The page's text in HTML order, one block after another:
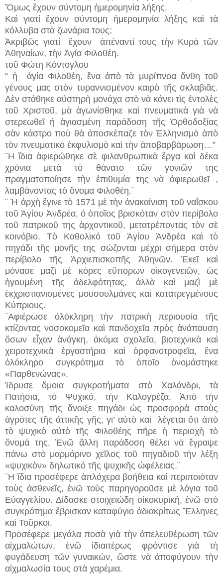
Ὅμως ἔχουν σύντομη ἡμερομηνία λήξης.
Καὶ γιατί ἔχουν σύντομη ἡμερομηνία λήξης καὶ τὰ
κόλλυβα στὰ ζωνάρια τους;
Ἀκριβῶς γιατί ἔχουν ἀπέναντί τους τὴν Κυρὰ τῶν
Ἀθηναίων, τὴν Ἁγία Φιλοθέη.
τοῦ Φώτη Κόντογλου
“ ἡ ἁγία Φιλοθέη, ἕνα ἀπὸ τὰ μυρίπνοα ἄνθη τοῦ
γένους μας στὸν τυραννισμένον καιρὸ τῆς σκλαβιᾶς.
Δὲν στάθηκε αὐστηρὴ μονάχα στὸ νὰ κάνει τὶς ἐντολὲς
τοῦ Χριστοῦ, μὰ ἀγωνίσθηκε καὶ πνευματικὰ γιὰ νὰ
στερεωθεῖ ἡ ἁγιασμένη παράδοση τῆς Ὀρθοδοξίας
σὰν κάστρο ποὺ θὰ ἀποσκέπαζε τὸν Ἑλληνισμὸ ἀπὸ
τὸν πνευματικὸ ἐκφυλισμὸ καὶ τὴν ἀποβαρβάρωση…”
¨Η ἴδια ἀφιερώθηκε σὲ φιλανθρωπικὰ ἔργα καὶ δέκα
χρόνια μετὰ τὸ θάνατο τῶν γονιῶν της
πραγματοποίησε τὴν ἐπιθυμία της νὰ ἀφιερωθεῖ ,
λαμβάνοντας τὸ ὄνομα Φιλοθέη.¨
¨ Ἡ ἀρχὴ ἔγινε τὸ 1571 μὲ τὴν ἀνακαίνιση τοῦ ναΐσκου
τοῦ Ἁγίου Ἀνδρέα, ὁ ὁποῖος βρισκόταν στὸν περίβολο
τοῦ πατρικοῦ της ἀρχοντικοῦ, μετατρέποντας τὸν σὲ
κοινόβιο. Τὸ Καθολικό τοῦ Ἁγίου Ἀνδρέα καὶ τὸ
πηγάδι τῆς μονῆς της σώζονται μέχρι σήμερα στὸν
περίβολο τῆς Ἀρχιεπισκοπῆς Ἀθηνῶν. Ἐκεῖ καὶ
μόνασε μαζὶ μὲ κόρες εὔπορων οἰκογενειῶν, ὡς
ἡγουμένη τῆς ἀδελφότητας, ἀλλὰ καὶ μαζὶ μὲ
ἐκχριστιανισμένες μουσουλμάνες καὶ κατατρεγμένους
Κύπριους.
¨Αφιέρωσε ὁλόκληρη τὴν πατρικὴ περιουσία τῆς
κτίζοντας νοσοκομεῖα καὶ πανδοχεῖα πρὸς ἀνάπαυση
ὅσων εἶχαν ἀνάγκη, ἀκόμα σχολεῖα, βιοτεχνικὰ καὶ
χειροτεχνικὰ ἐργαστήρια καὶ ὀρφανοτροφεῖα, ἕνα
ὁλόκληρο συγκρότημα τὸ ὁποῖο ὀνομάστηκε
«Παρθενώνας».
Ίδρυσε ὅμοια συγκροτήματα στὸ Χαλάνδρι, τὰ
Πατήσια, τὸ Ψυχικό, τὴν Καλογρέζα. Ἀπὸ τὴν
καλοσύνη τῆς ἄνοιξε πηγάδι ὡς προσφορὰ στοὺς
ἀγρότες τῆς ἀττικῆς γῆς, γι’ αὐτὸ καὶ λέγεται ὅτι ἀπὸ
τὸ ψυχικὸ αὐτὸ τῆς Φιλοθέης πῆρε ἡ περιοχὴ τὸ
ὄνομά της. Ἐνῶ ἄλλη παράδοση θέλει νὰ ἔγραψε
πάνω στὸ μαρμάρινο χεῖλος τοῦ πηγαδιοῦ τὴν λέξη
«ψυχικὸν» δηλωτικό τῆς ψυχικῆς ὠφέλειας.¨
¨Η ἴδια προσέφερε ἁπλόχερα βοήθεια καὶ περιποιόταν
τοὺς ἀσθενεῖς, ἐνῶ τοὺς παρηγοροῦσε μὲ λόγια τοῦ
Εὐαγγελίου. Δίδασκε στοιχειώδη οἰκοκυρική, ἐνῶ στὸ
συγκρότημα ἔβρισκαν καταφύγιο ἀδιακρίτως Ἕλληνες
καὶ Τοῦρκοι.
Προσέφερε μεγάλα ποσὰ γιὰ τὴν ἀπελευθέρωση τῶν
αἰχμαλώτων, ἐνῶ ἰδιαιτέρως φρόντισε γιὰ τὴ
φυγάδευση τῶν γυναικών, ὥστε νὰ ἀποφύγουν τὴν
αἰχμαλωσία τους στὰ χαρέμια.